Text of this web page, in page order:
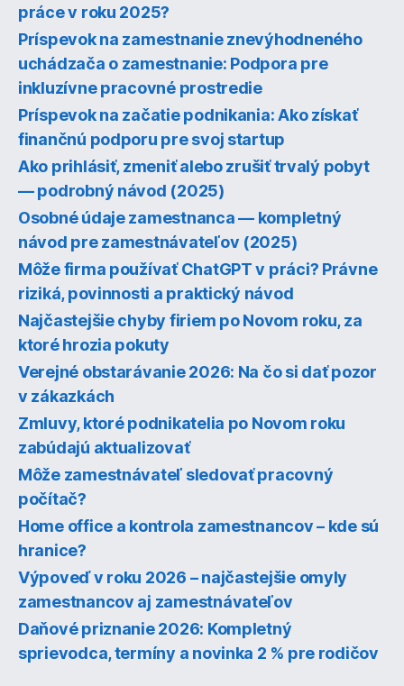
práce v roku 2025?
Príspevok na zamestnanie znevýhodneného
uchádzača o zamestnanie: Podpora pre
inkluzívne pracovné prostredie
Príspevok na začatie podnikania: Ako získať
finančnú podporu pre svoj startup
Ako prihlásiť, zmeniť alebo zrušiť trvalý pobyt
— podrobný návod (2025)
Osobné údaje zamestnanca — kompletný
návod pre zamestnávateľov (2025)
Môže firma používať ChatGPT v práci? Právne
riziká, povinnosti a praktický návod
Najčastejšie chyby firiem po Novom roku, za
ktoré hrozia pokuty
Verejné obstarávanie 2026: Na čo si dať pozor
v zákazkách
Zmluvy, ktoré podnikatelia po Novom roku
zabúdajú aktualizovať
Môže zamestnávateľ sledovať pracovný
počítač?
Home office a kontrola zamestnancov – kde sú
hranice?
Výpoveď v roku 2026 – najčastejšie omyly
zamestnancov aj zamestnávateľov
Daňové priznanie 2026: Kompletný
sprievodca, termíny a novinka 2 % pre rodičov